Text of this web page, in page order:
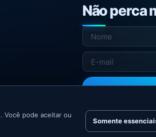
Não perca
Você pode aceitar ou
Somente